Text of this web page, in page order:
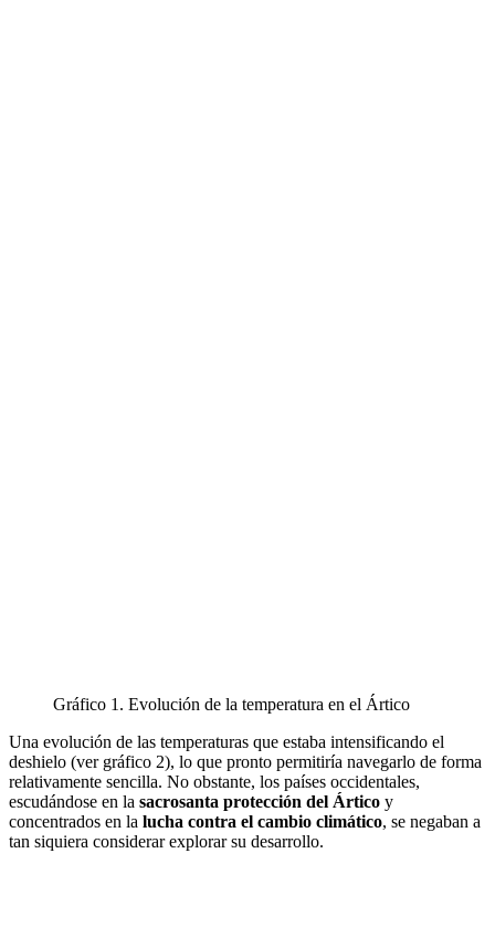
Gráfico 1. Evolución de la temperatura en el Ártico
Una evolución de las temperaturas que estaba intensificando el
deshielo (ver gráfico 2), lo que pronto permitiría navegarlo de forma
relativamente sencilla. No obstante, los países occidentales,
escudándose en la sacrosanta protección del Ártico y
concentrados en la lucha contra el cambio climático, se negaban a
tan siquiera considerar explorar su desarrollo.